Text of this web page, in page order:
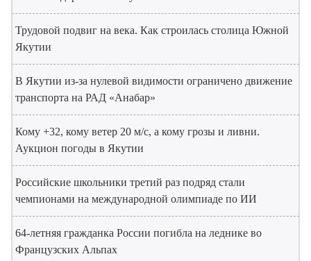
Трудовой подвиг на века. Как строилась столица Южной
Якутии
В Якутии из-за нулевой видимости ограничено движение
транспорта на РАД «Анабар»
Кому +32, кому ветер 20 м/с, а кому грозы и ливни.
Аукцион погоды в Якутии
Российские школьники третий раз подряд стали
чемпионами на международной олимпиаде по ИИ
64-летняя гражданка России погибла на леднике во
Французских Альпах